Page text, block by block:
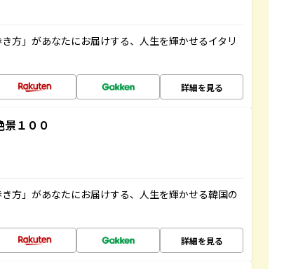
方」があなたにお届けする、人生を輝かせるイタリ
詳細を見る
１００
方」があなたにお届けする、人生を輝かせる韓国の
詳細を見る